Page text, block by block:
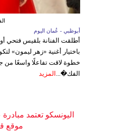
أبوظبي - عُمان اليوم
أطلقت الفنانة بلقيس فتحي
باختيار أغنية «زهر ليمون»
خطوة لاقت تفاعلًا واسعًا من
الفك�... المزيد
اليونسكو تعتمد
موقع